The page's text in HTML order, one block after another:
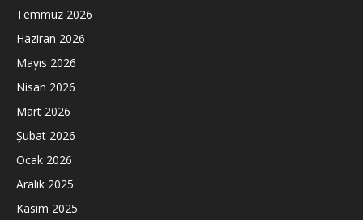
Temmuz 2026
Haziran 2026
Mayıs 2026
Nisan 2026
Mart 2026
Şubat 2026
Ocak 2026
Aralık 2025
Kasım 2025